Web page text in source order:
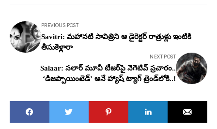
PREVIOUS POST
Savitri: మహానటి సావిత్రిని ఆ డైరెక్టర్ రాత్రుళ్లు ఇంటికి
తీసుకెళ్లారా
NEXT POST
Salaar: స‌లార్ మూవీ టీజ‌ర్‌పై నెగెటివ్ ప్ర‌చారం..
‘డిజప్పాయింటెడ్’ అనే హ్యాష్ ట్యాగ్ ట్రెండ్‌లోకి..!